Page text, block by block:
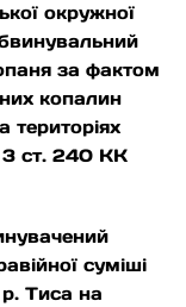
окружної
за фактом
копалин
територіях
3 ст. 240 КК
суміші
Тиса на